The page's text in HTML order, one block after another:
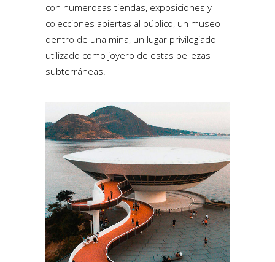
con numerosas tiendas, exposiciones y
colecciones abiertas al público, un museo
dentro de una mina, un lugar privilegiado
utilizado como joyero de estas bellezas
subterráneas.